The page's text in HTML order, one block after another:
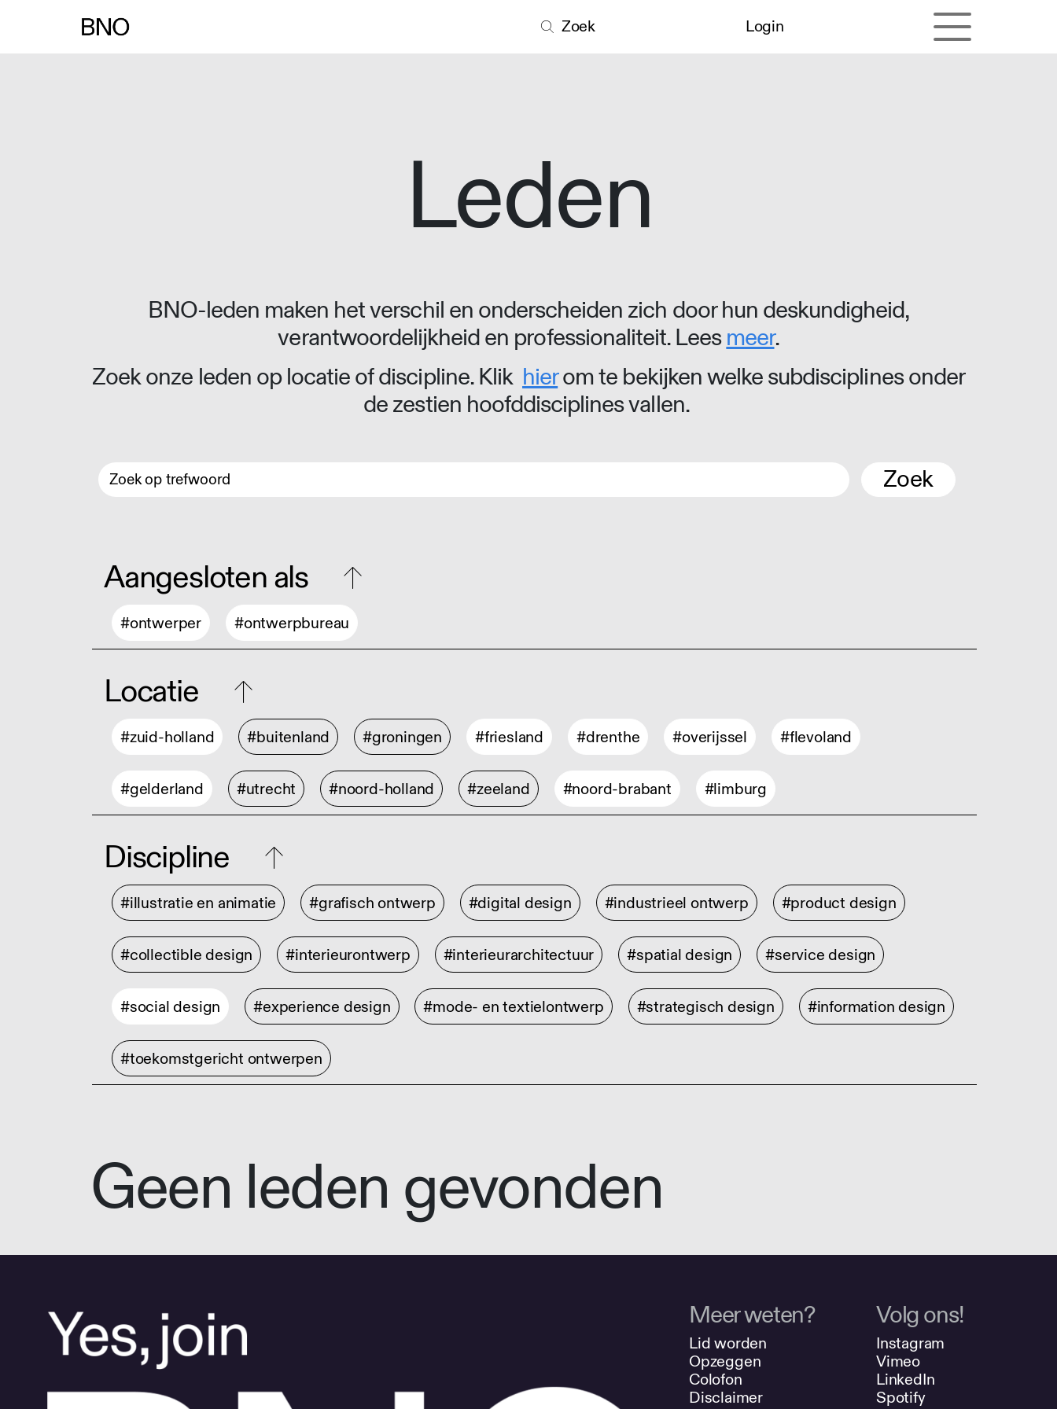
Zoek Login
Leden
BNO-leden maken het verschil en onderscheiden zich door hun deskundigheid,
verantwoordelijkheid en professionaliteit. Leesmeer.
Zoek onze leden op locatie of discipline. Klik hierom te bekijken welke subdisciplines onder
de zestien hoofddisciplines vallen.
Zoek
Aangesloten als
#ontwerper #ontwerpbureau
Locatie
#zuid-holland #buitenland #groningen #friesland #drenthe #overijssel #flevoland
#gelderland #utrecht #noord-holland #zeeland #noord-brabant #limburg
Discipline
#illustratie en animatie #grafisch ontwerp #digital design #industrieel ontwerp #product design
#collectible design #interieurontwerp #interieurarchitectuur #spatial design #service design
#social design #experience design #mode- en textielontwerp #strategisch design #information design
#toekomstgericht ontwerpen
Geen leden gevonden
Meer weten?
Lid worden
Opzeggen
Colofon
Disclaimer
Volg ons!
Instagram
Vimeo
LinkedIn
Spotify